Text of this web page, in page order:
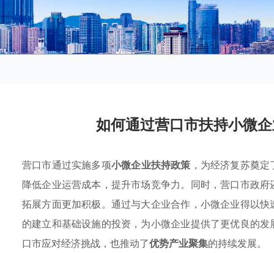
如何通过营口市扶持小微
营口市通过实施多项小微企业扶持政策 ，为经济复苏奠
降低企业运营成本，提升市场竞争力。同时，营口市政
拓展方面更加积极。通过与大企业合作，小微企业得以
的建立和基础设施的投资，为小微企业提供了更优良的
口市应对经济挑战，也推动了优势产业聚集的持续发展。